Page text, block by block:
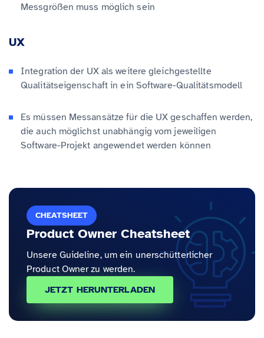
Messgrößen muss möglich sein
UX
Integration der UX als weitere gleichgestellte
Qualitätseigenschaft in ein Software-Qualitätsmodell
Es müssen Messansätze für die UX geschaffen werden,
die auch möglichst unabhängig vom jeweiligen
Software-Projekt angewendet werden können
CHEATSHEET
Product Owner Cheatsheet
Unsere Guideline, um ein unerschütterlicher
Product Owner zu werden.
JETZT HERUNTERLADEN